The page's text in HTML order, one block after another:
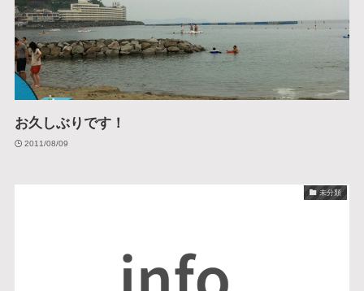
お久しぶりです！
2011/08/09
未分類